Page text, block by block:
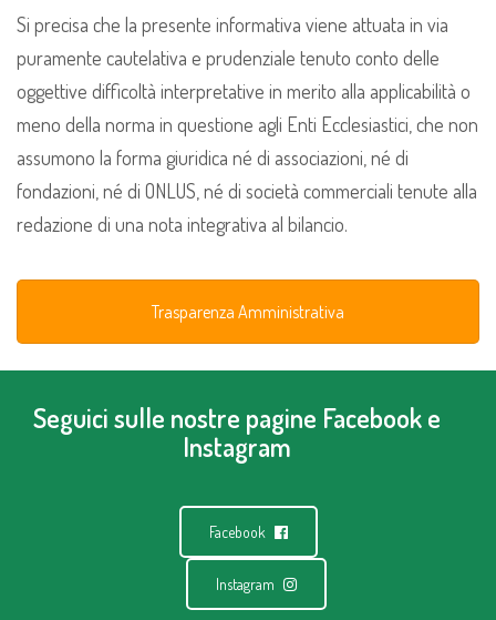
Si precisa che la presente informativa viene attuata in via
puramente cautelativa e prudenziale tenuto conto delle
oggettive difficoltà interpretative in merito alla applicabilità o
meno della norma in questione agli Enti Ecclesiastici, che non
assumono la forma giuridica né di associazioni, né di
fondazioni, né di ONLUS, né di società commerciali tenute alla
redazione di una nota integrativa al bilancio.
Trasparenza Amministrativa
Seguici sulle nostre pagine Facebook e
Instagram
Facebook
Instagram